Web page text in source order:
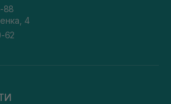
88
4
62